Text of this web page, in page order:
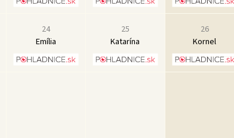
24
Emília
25
Katarína
26
Kornel